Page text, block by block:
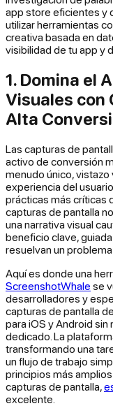
app store eficientes y
utilizar herramientas
creativa basada en
visibilidad de tu app y
1. Domina el
Visuales con
Alta
Las capturas de
activo de conversión
menudo único, vistazo
experiencia del
prácticas más críticas
capturas de pantalla
una narrativa visual
beneficio clave,
resuelvan un problema
Aquí es donde una
ScreenshotWhale se
desarrolladores y
capturas de pantalla
para iOS y Android
dedicado. La
transformando una
un flujo de trabajo
principios más
capturas de pantalla,
excelente.